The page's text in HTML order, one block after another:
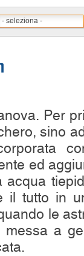
- seleziona -
Per
sino
ed
il tutto in
le
messa a